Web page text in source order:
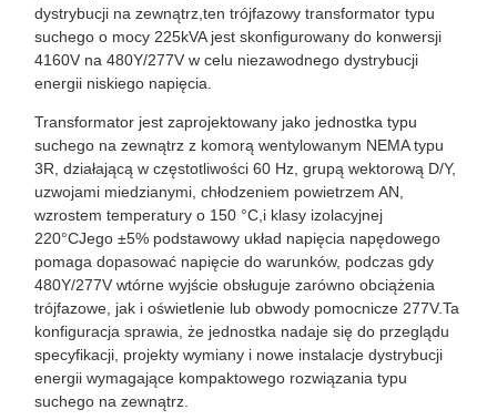
dystrybucji na zewnątrz,ten trójfazowy transformator typu
suchego o mocy 225kVA jest skonfigurowany do konwersji
4160V na 480Y/277V w celu niezawodnego dystrybucji
energii niskiego napięcia.
Transformator jest zaprojektowany jako jednostka typu
suchego na zewnątrz z komorą wentylowanym NEMA typu
3R, działającą w częstotliwości 60 Hz, grupą wektorową D/Y,
uzwojami miedzianymi, chłodzeniem powietrzem AN,
wzrostem temperatury o 150 °C,i klasy izolacyjnej
220°CJego ±5% podstawowy układ napięcia napędowego
pomaga dopasować napięcie do warunków, podczas gdy
480Y/277V wtórne wyjście obsługuje zarówno obciążenia
trójfazowe, jak i oświetlenie lub obwody pomocnicze 277V.Ta
konfiguracja sprawia, że jednostka nadaje się do przeglądu
specyfikacji, projekty wymiany i nowe instalacje dystrybucji
energii wymagające kompaktowego rozwiązania typu
suchego na zewnątrz.